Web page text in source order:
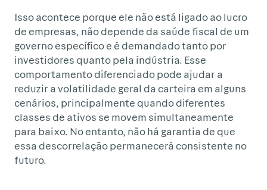
Isso acontece porque ele não está ligado ao lucro
de empresas, não depende da saúde fiscal de um
governo específico e é demandado tanto por
investidores quanto pela indústria. Esse
comportamento diferenciado pode ajudar a
reduzir a volatilidade geral da carteira em alguns
cenários, principalmente quando diferentes
classes de ativos se movem simultaneamente
para baixo. No entanto, não há garantia de que
essa descorrelação permanecerá consistente no
futuro.